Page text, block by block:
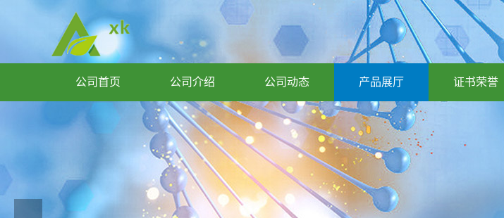
公司首页 公司介绍 公司动态 产品展厅 证书荣誉